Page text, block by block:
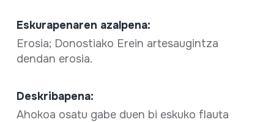
Eskurapenaren azalpena:
Erosia; Donostiako Erein artesaugintza
dendan erosia.
Deskribapena:
Ahokoa osatu gabe duen bi eskuko flauta